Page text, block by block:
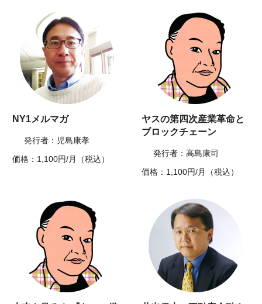
NY1メルマガ
発行者：児島康孝
価格：1,100円/月（税込）
ヤスの第四次産業革命と
ブロックチェーン
発行者：高島康司
価格：1,100円/月（税込）